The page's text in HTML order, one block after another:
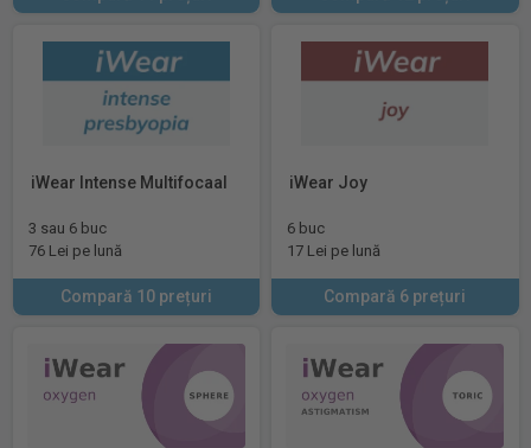
iWear Intense Multifocaal
3 sau 6 buc
76 Lei pe lună
Compară 10 prețuri
iWear Joy
6 buc
17 Lei pe lună
Compară 6 prețuri